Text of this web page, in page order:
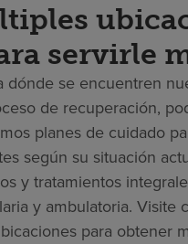
servirle
dónde se encuentren
de recuperación,
planes de cuidado
según su situación
y tratamientos
y ambulatoria. Visite
para obtener